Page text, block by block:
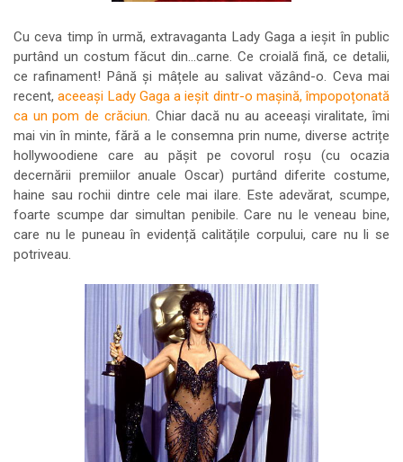
Cu ceva timp în urmă, extravaganta Lady Gaga a ieșit în public
purtând un costum făcut din...carne. Ce croială fină, ce detalii,
ce rafinament! Până și mâțele au salivat văzând-o. Ceva mai
recent,aceeași Lady Gaga a ieșit dintr-o mașină, împopoțonată
ca un pom de crăciun. Chiar dacă nu au aceeași viralitate, îmi
mai vin în minte, fără a le consemna prin nume, diverse actrițe
hollywoodiene care au pășit pe covorul roșu (cu ocazia
decernării premiilor anuale Oscar) purtând diferite costume,
haine sau rochii dintre cele mai ilare. Este adevărat, scumpe,
foarte scumpe dar simultan penibile. Care nu le veneau bine,
care nu le puneau în evidență calitățile corpului, care nu li se
potriveau.